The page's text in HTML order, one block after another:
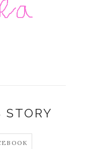
STORY